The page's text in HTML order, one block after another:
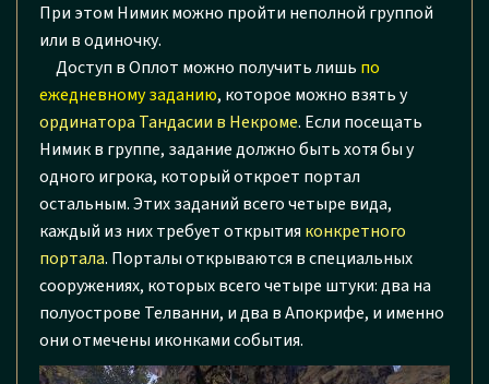
При этом Нимик можно пройти неполной группой
или в одиночку.
Доступ в Оплот можно получить лишь по
ежедневному заданию, которое можно взять у
ординатора Тандасии в Некроме. Если посещать
Нимик в группе, задание должно быть хотя бы у
одного игрока, который откроет портал
остальным. Этих заданий всего четыре вида,
каждый из них требует открытия конкретного
портала. Порталы открываются в специальных
сооружениях, которых всего четыре штуки: два на
полуострове Телванни, и два в Апокрифе, и именно
они отмечены иконками события.